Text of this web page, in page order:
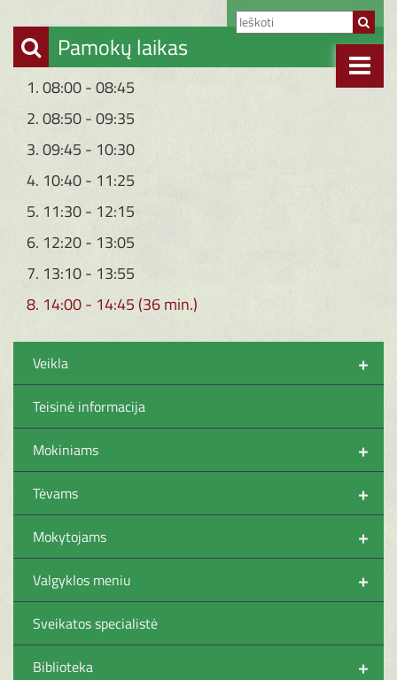
Pamokų laikas
1. 08:00 - 08:45
2. 08:50 - 09:35
3. 09:45 - 10:30
4. 10:40 - 11:25
5. 11:30 - 12:15
6. 12:20 - 13:05
7. 13:10 - 13:55
8. 14:00 - 14:45 (36 min.)
+
Veikla
Teisinė informacija
+
Mokiniams
+
Tėvams
+
Mokytojams
+
Valgyklos meniu
Sveikatos specialistė
+
Biblioteka